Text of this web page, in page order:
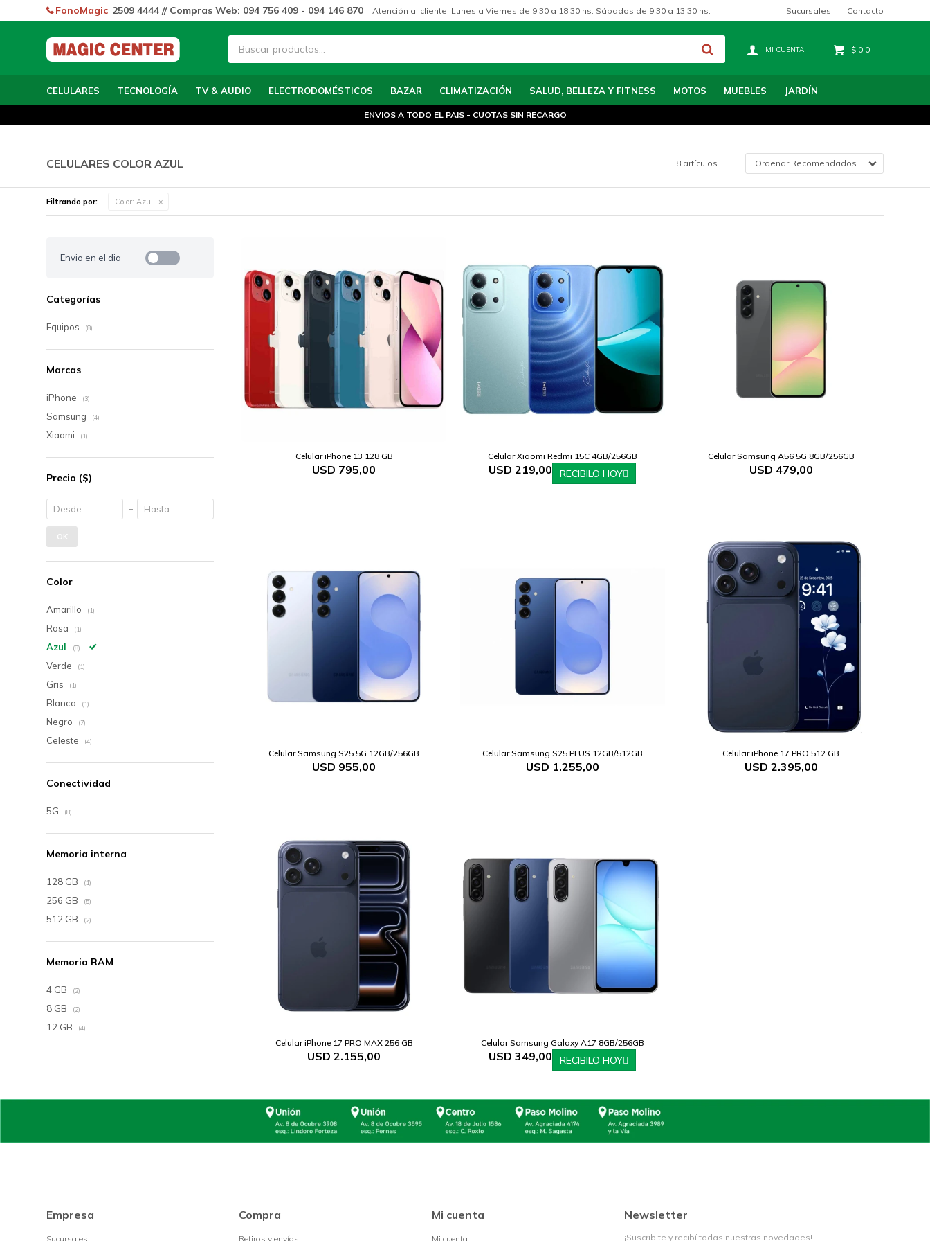
CELULARES TECNOLOGÍA TV & AUDIO ELECTRODOMÉSTICOS BAZAR CLIMATIZACIÓN SALUD, BELLEZA Y FITNESS MOTOS MUEBLES JARDÍN
$ 0,0
FonoMagic 2509 4444 // Compras Web: 094 756 409 - 094 146 870 Atención al cliente: Lunes a Viernes de 9:30 a 18:30 hs. Sábados de 9:30 a 13:30 hs. Sucursales Contacto
ENVIOS A TODO EL PAIS - CUOTAS SIN RECARGO
CELULARES COLOR AZUL 8 artículos Recomendados
Filtrando por: Color: Azul
Celular iPhone 13 128 GB
USD 795,00
Celular Xiaomi Redmi 15C 4GB/256GB
USD 219,00 RECIBILO HOY
Celular Samsung A56 5G 8GB/256GB
USD 479,00
Celular Samsung S25 5G 12GB/256GB
USD 955,00
Celular Samsung S25 PLUS 12GB/512GB
USD 1.255,00
Celular iPhone 17 PRO 512 GB
USD 2.395,00
Celular iPhone 17 PRO MAX 256 GB
USD 2.155,00
Celular Samsung Galaxy A17 8GB/256GB
USD 349,00 RECIBILO HOY
Envio en el dia
Categorías
Equipos (8)
Marcas
iPhone (3)
Samsung (4)
Xiaomi (1)
Precio ($)
OK
Color
Amarillo (1)
Rosa (1)
Azul (8)
Verde (1)
Gris (1)
Blanco (1)
Negro (7)
Celeste (4)
Conectividad
5G (8)
Memoria interna
128 GB (1)
256 GB (5)
512 GB (2)
Memoria RAM
4 GB (2)
8 GB (2)
12 GB (4)
Empresa
Sucursales
Compra
Retiros y envíos
Mi cuenta
Mi cuenta
Newsletter
¡Suscribite y recibí todas nuestras novedades!